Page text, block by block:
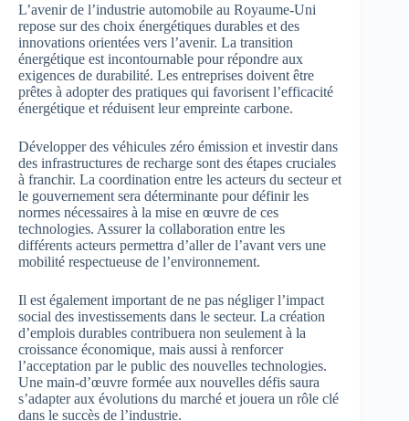
L’avenir de l’industrie automobile au Royaume-Uni
repose sur des choix énergétiques durables et des
innovations orientées vers l’avenir. La transition
énergétique est incontournable pour répondre aux
exigences de durabilité. Les entreprises doivent être
prêtes à adopter des pratiques qui favorisent l’efficacité
énergétique et réduisent leur empreinte carbone.
Développer des véhicules zéro émission et investir dans
des infrastructures de recharge sont des étapes cruciales
à franchir. La coordination entre les acteurs du secteur et
le gouvernement sera déterminante pour définir les
normes nécessaires à la mise en œuvre de ces
technologies. Assurer la collaboration entre les
différents acteurs permettra d’aller de l’avant vers une
mobilité respectueuse de l’environnement.
Il est également important de ne pas négliger l’impact
social des investissements dans le secteur. La création
d’emplois durables contribuera non seulement à la
croissance économique, mais aussi à renforcer
l’acceptation par le public des nouvelles technologies.
Une main-d’œuvre formée aux nouvelles défis saura
s’adapter aux évolutions du marché et jouera un rôle clé
dans le succès de l’industrie.